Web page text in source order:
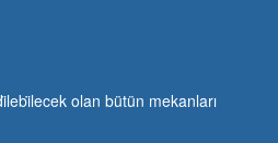
olan bütün mekanları